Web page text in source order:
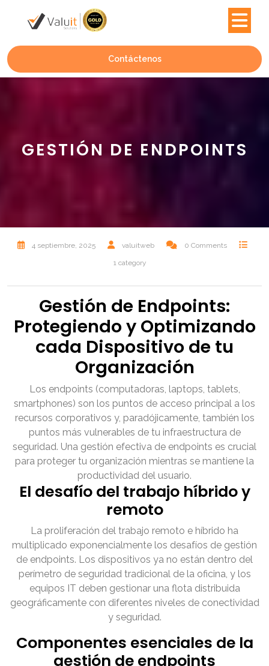
Contáctenos
GESTIÓN DE ENDPOINTS
4 septiembre, 2025 valuitweb 0 Comments
1 category
Gestión de Endpoints:
Protegiendo y Optimizando
cada Dispositivo de tu
Organización
Los endpoints (computadoras, laptops, tablets,
smartphones) son los puntos de acceso principal a los
recursos corporativos y, paradójicamente, también los
puntos más vulnerables de tu infraestructura de
seguridad. Una gestión efectiva de endpoints es crucial
para proteger tu organización mientras se mantiene la
productividad del usuario.
El desafío del trabajo híbrido y
remoto
La proliferación del trabajo remoto e híbrido ha
multiplicado exponencialmente los desafíos de gestión
de endpoints. Los dispositivos ya no están dentro del
perímetro de seguridad tradicional de la oficina, y los
equipos IT deben gestionar una flota distribuida
geográficamente con diferentes niveles de conectividad
y seguridad.
Componentes esenciales de la
gestión de endpoints